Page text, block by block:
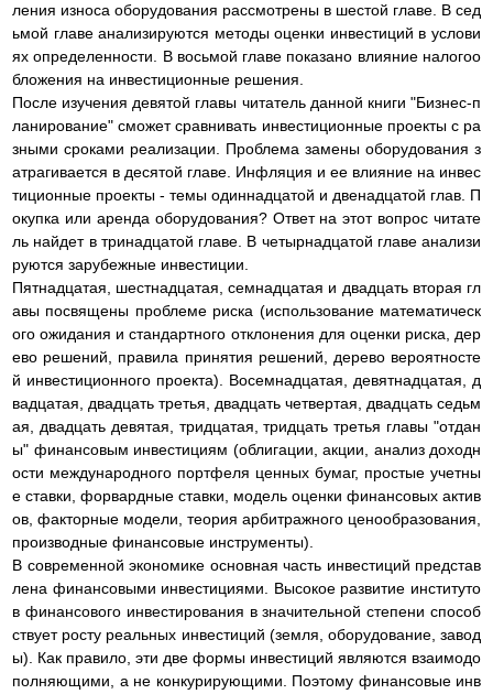
ления износа оборудования рассмотрены в шестой главе. В сед
ьмой главе анализируются методы оценки инвестиций в услови
ях определенности. В восьмой главе показано влияние налогоо
бложения на инвестиционные решения.
После изучения девятой главы читатель данной книги "Бизнес-п
ланирование" сможет сравнивать инвестиционные проекты с ра
зными сроками реализации. Проблема замены оборудования з
атрагивается в десятой главе. Инфляция и ее влияние на инвес
тиционные проекты - темы одиннадцатой и двенадцатой глав. П
окупка или аренда оборудования? Ответ на этот вопрос читате
ль найдет в тринадцатой главе. В четырнадцатой главе анализи
руются зарубежные инвестиции.
Пятнадцатая, шестнадцатая, семнадцатая и двадцать вторая гл
авы посвящены проблеме риска (использование математическ
ого ожидания и стандартного отклонения для оценки риска, дер
ево решений, правила принятия решений, дерево вероятносте
й инвестиционного проекта). Восемнадцатая, девятнадцатая, д
вадцатая, двадцать третья, двадцать четвертая, двадцать седьм
ая, двадцать девятая, тридцатая, тридцать третья главы "отдан
ы" финансовым инвестициям (облигации, акции, анализ доходн
ости международного портфеля ценных бумаг, простые учетны
е ставки, форвардные ставки, модель оценки финансовых актив
ов, факторные модели, теория арбитражного ценообразования,
производные финансовые инструменты).
В современной экономике основная часть инвестиций представ
лена финансовыми инвестициями. Высокое развитие институто
в финансового инвестирования в значительной степени способ
ствует росту реальных инвестиций (земля, оборудование, завод
ы). Как правило, эти две формы инвестиций являются взаимодо
полняющими, а не конкурирующими. Поэтому финансовые инв